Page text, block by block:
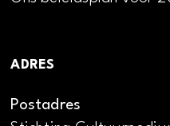
ADRES
Postadres